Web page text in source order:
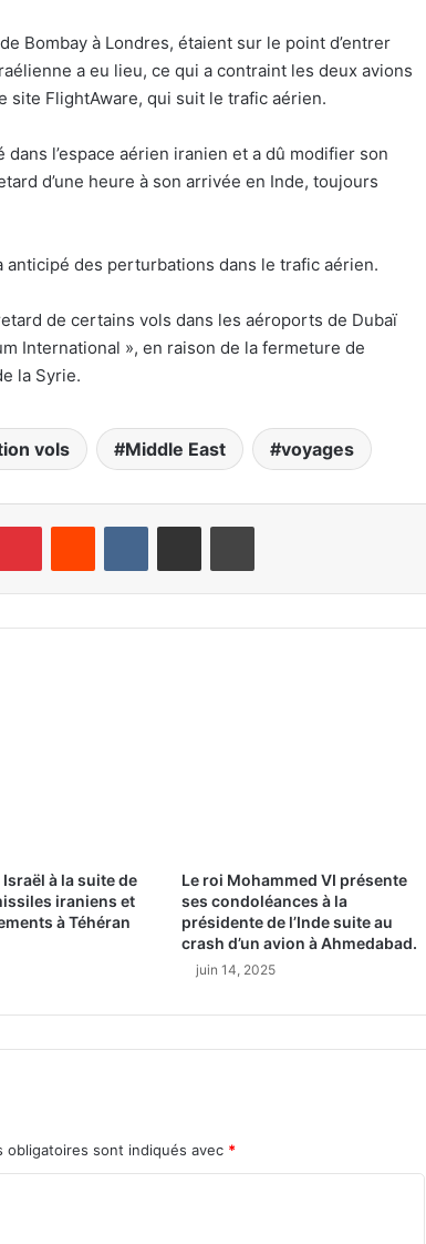
Bombay à Londres, étaient sur le point d’entrer
a eu lieu, ce qui a contraint les deux avions
FlightAware, qui suit le trafic aérien.
l’espace aérien iranien et a dû modifier son
d’une heure à son arrivée en Inde, toujours
anticipé des perturbations dans le trafic aérien.
de certains vols dans les aéroports de Dubaï
International », en raison de la fermeture de
la Syrie.
vols Middle East voyages
à la suite de
iraniens et
à Téhéran
Le roi Mohammed VI présente
ses condoléances à la
présidente de l’Inde suite au
crash d’un avion à Ahmedabad.
juin 14, 2025
obligatoires sont indiqués avec *